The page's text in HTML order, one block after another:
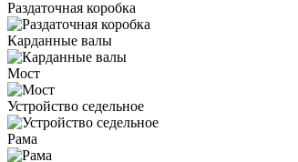
Раздаточная коробка
Карданные валы
Мост
Устройство седельное
Рама